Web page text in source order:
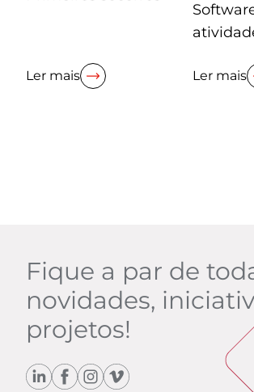
Ler mais Ler mais
Fique a par de
novidades,
projetos!